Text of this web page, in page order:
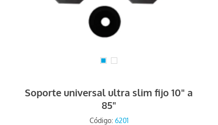
Soporte universal ultra slim fijo 10" a
85"
Código: 6201